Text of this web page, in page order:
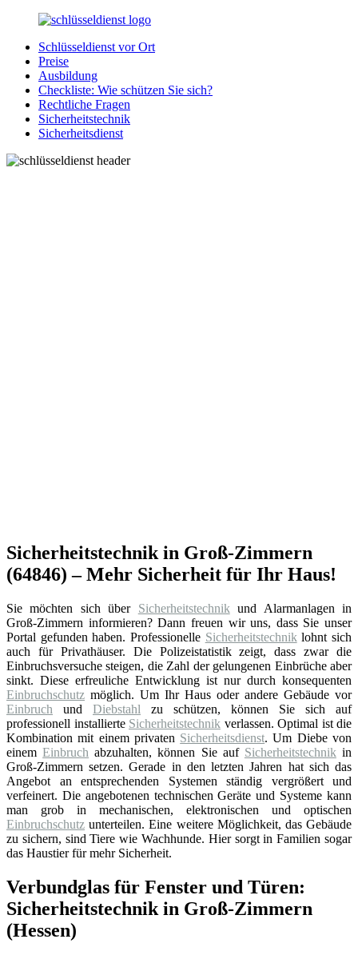
Zurück
Inhalt
SchluesseldienstDirekt.de
Ihre
Notlage
wird
gelöst!
Schlüsseldienst vor Ort
Preise
Ausbildung
Checkliste: Wie schützen Sie sich?
Rechtliche Fragen
Sicherheitstechnik
Sicherheitsdienst
Sicherheitstechnik in Groß-Zimmern
(64846) – Mehr Sicherheit für Ihr Haus!
Sie möchten sich über Sicherheitstechnikund Alarmanlagen in
Groß-Zimmern informieren? Dann freuen wir uns, dass Sie unser
Portal gefunden haben. Professionelle Sicherheitstechniklohnt sich
auch für Privathäuser. Die Polizeistatistik zeigt, dass zwar die
Einbruchsversuche steigen, die Zahl der gelungenen Einbrüche aber
sinkt. Diese erfreuliche Entwicklung ist nur durch konsequenten
Einbruchschutz möglich. Um Ihr Haus oder andere Gebäude vor
Einbruch und Diebstahl zu schützen, können Sie sich auf
professionell installierte Sicherheitstechnik verlassen. Optimal ist die
Kombination mit einem privaten Sicherheitsdienst. Um Diebe von
einemEinbruch abzuhalten, können Sie auf Sicherheitstechnikin
Groß-Zimmern setzen. Gerade in den letzten Jahren hat sich das
Angebot an entsprechenden Systemen ständig vergrößert und
verfeinert. Die angebotenen technischen Geräte und Systeme kann
man grob in mechanischen, elektronischen und optischen
Einbruchschutz unterteilen. Eine weitere Möglichkeit, das Gebäude
zu sichern, sind Tiere wie Wachhunde. Hier sorgt in Familien sogar
das Haustier für mehr Sicherheit.
Verbundglas für Fenster und Türen:
Sicherheitstechnik in Groß-Zimmern
(Hessen)